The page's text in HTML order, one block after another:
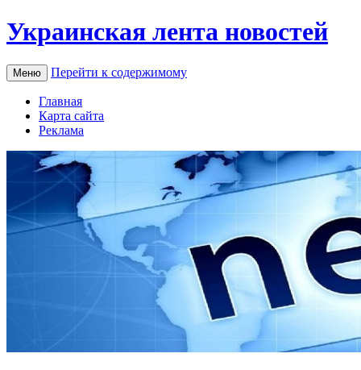
Украинская лента новостей
Меню Перейти к содержимому
Главная
Карта сайта
Реклама